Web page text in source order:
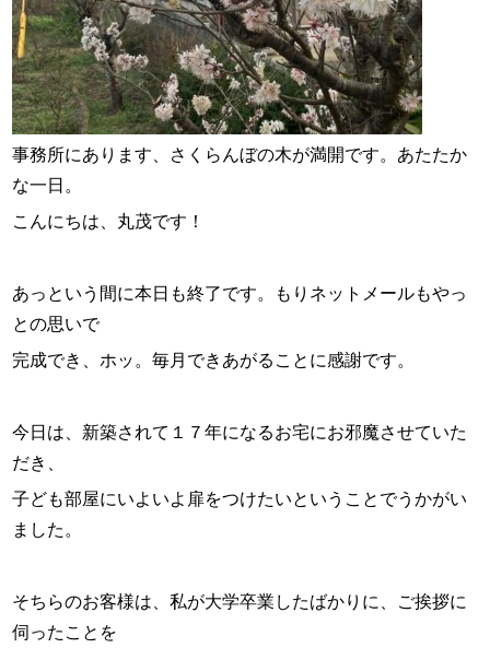
事務所にあります、さくらんぼの木が満開です。あたたか
な一日。
こんにちは、丸茂です！
あっという間に本日も終了です。もりネットメールもやっ
との思いで
完成でき、ホッ。毎月できあがることに感謝です。
今日は、新築されて１７年になるお宅にお邪魔させていた
だき、
子ども部屋にいよいよ扉をつけたいということでうかがい
ました。
そちらのお客様は、私が大学卒業したばかりに、ご挨拶に
伺ったことを